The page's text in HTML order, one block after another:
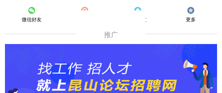
微信好友 QQ好友 更多
推广